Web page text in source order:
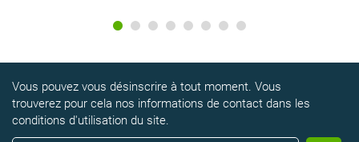
Vous pouvez vous désinscrire à tout moment. Vous
trouverez pour cela nos informations de contact dans les
conditions d'utilisation du site.